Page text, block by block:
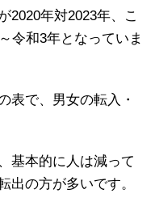
2020年対2023年、こ
令和3年となっていま
表で、男女の転入・
基本的に人は減って
出の方が多いです。